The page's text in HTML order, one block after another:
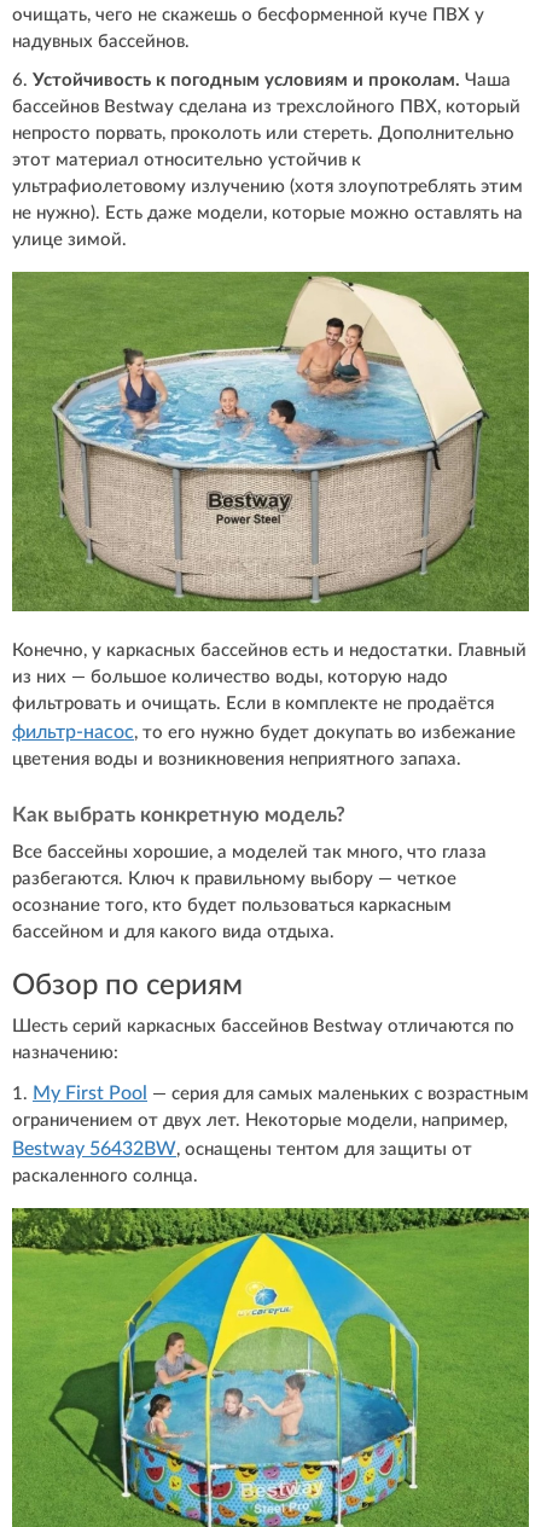
очищать, чего не скажешь о бесформенной куче ПВХ у
надувных бассейнов.
6. Устойчивость к погодным условиям и проколам. Чаша
бассейнов Bestway сделана из трехслойного ПВХ, который
непросто порвать, проколоть или стереть. Дополнительно
этот материал относительно устойчив к
ультрафиолетовому излучению (хотя злоупотреблять этим
не нужно). Есть даже модели, которые можно оставлять на
улице зимой.
Конечно, у каркасных бассейнов есть и недостатки. Главный
из них — большое количество воды, которую надо
фильтровать и очищать. Если в комплекте не продаётся
фильтр-насос, то его нужно будет докупать во избежание
цветения воды и возникновения неприятного запаха.
Как выбрать конкретную модель?
Все бассейны хорошие, а моделей так много, что глаза
разбегаются. Ключ к правильному выбору — четкое
осознание того, кто будет пользоваться каркасным
бассейном и для какого вида отдыха.
Обзор по сериям
Шесть серий каркасных бассейнов Bestway отличаются по
назначению:
1. My First Pool — серия для самых маленьких с возрастным
ограничением от двух лет. Некоторые модели, например,
Bestway 56432BW, оснащены тентом для защиты от
раскаленного солнца.